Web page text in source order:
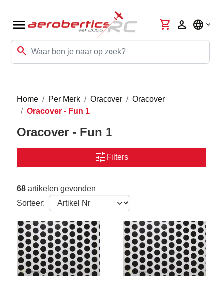
menu
search
shopping_cart person language
Home Per Merk Oracover
Oracover
Oracover - Fun 1
Oracover - Fun 1
tune Filters
68 artikelen gevonden
Sorteer: